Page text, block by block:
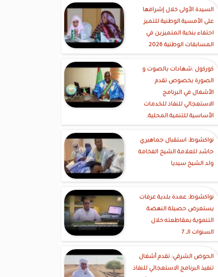
السيدة الأولى خلال إشرافها
على الأمسية الوطنية للتميز
احتفاء بنخبة المتميزين في
المسابقات الوطنية 2026
كوركول :شهادات بالصوت و
الصورة بخصوص تقدم
الأشغال في البرنامج
الاستعجالي للنفاذ للخدمات
الأساسية للتنمية المحلية.
نواكشوط: استقبال جماهيري
حاشد للعلامة الشيخ الفخامة
ولد الشيخ سيديا
نواكشوط: عمدة بلدية عرفات
يستعرض حصيلة النهضة
التنموية بمقاطعته خلال
السنوات الـ 7
الحوض الشرقي: تقدم أشغال
تنفيذ البرنامج الاستعجالي للنفاذ